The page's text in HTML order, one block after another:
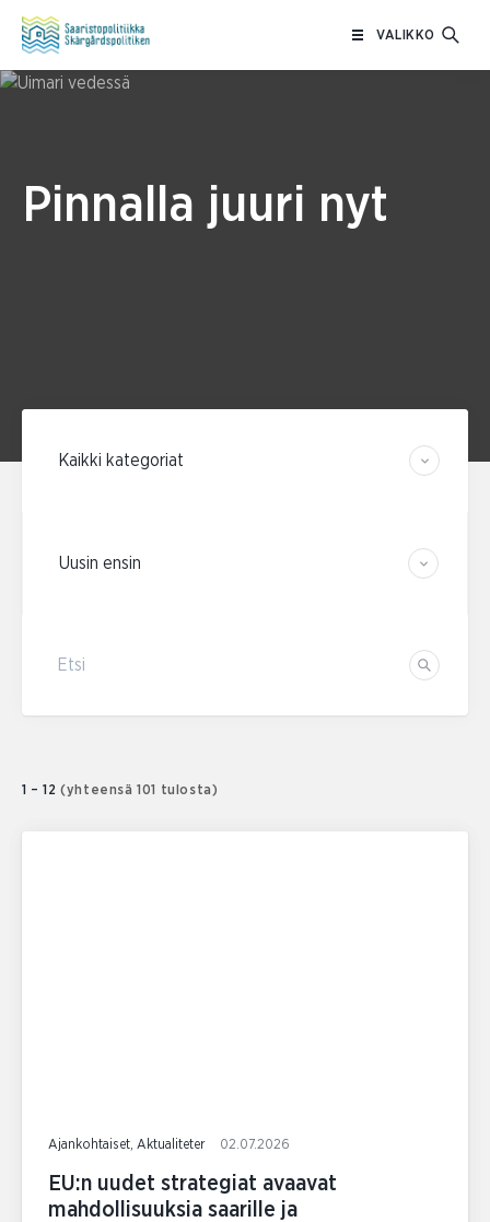
VALIKKO
Pinnalla juuri nyt
Etsi
1 – 12 (yhteensä 101 tulosta)
Ajankohtaiset, Aktualiteter 02.07.2026
EU:n uudet strategiat avaavat
mahdollisuuksia saarille ja